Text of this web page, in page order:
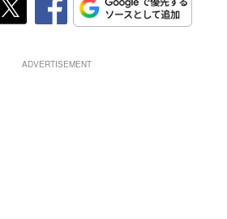
ADVERTISEMENT